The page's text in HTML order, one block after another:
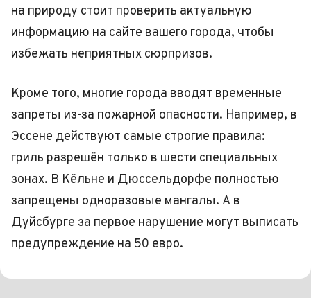
на природу стоит проверить актуальную
информацию на сайте вашего города, чтобы
избежать неприятных сюрпризов.
Кроме того, многие города вводят временные
запреты из-за пожарной опасности. Например, в
Эссене действуют самые строгие правила:
гриль разрешён только в шести специальных
зонах. В Кёльне и Дюссельдорфе полностью
запрещены одноразовые мангалы. А в
Дуйсбурге за первое нарушение могут выписать
предупреждение на 50 евро.